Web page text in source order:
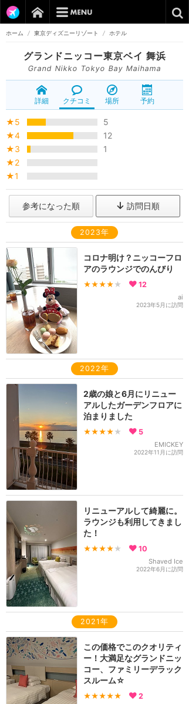
ホーム / 東京ディズニーリゾート / ホテル
グランドニッコー東京ベイ 舞浜
Grand Nikko Tokyo Bay Maihama
詳細 クチコミ 場所 予約
★5
5
★4
12
★3
1
★2
★1
参考になった順 訪問日順
2023年
コロナ明け？ニッコーフロ
アのラウンジでのんびり
★★★★ ★ 12
ai
2023年5月に訪問
2022年
2歳の娘と6月にリニュー
アルしたガーデンフロアに
泊まりました
★★★★ ★ 5
EMICKEY
2022年11月に訪問
リニューアルして綺麗に。
ラウンジも利用してきまし
た！
★★★★ ★ 10
Shaved Ice
2022年6月に訪問
2021年
この価格でこのクオリティ
ー！大満足なグランドニッ
コー、ファミリーデラック
スルーム☆
★★★★★ 2